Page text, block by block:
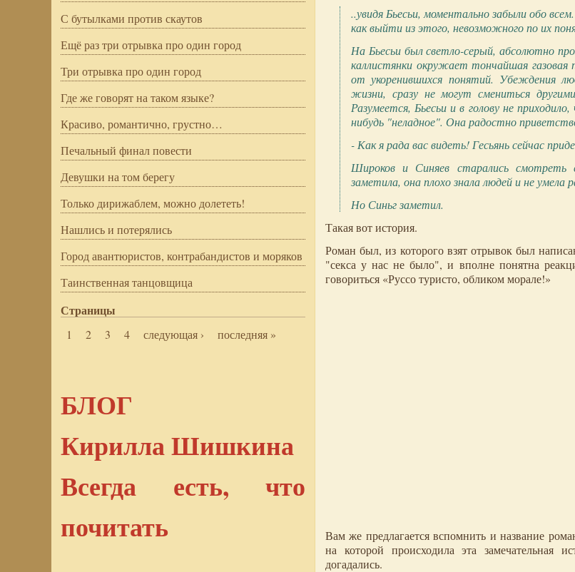
С бутылками против скаутов
Ещё раз три отрывка про один город
Три отрывка про один город
Где же говорят на таком языке?
Красиво, романтично, грустно…
Печальный финал повести
Девушки на том берегу
Только дирижаблем, можно долететь!
Нашлись и потерялись
Город авантюристов, контрабандистов и моряков
Таинственная танцовщица
Страницы
1 2 3 4 следующая › последняя »
БЛОГ
Кирилла Шишкина
Всегда есть, что
почитать
..увидя Бьесьи, моментально забыли обо
как выйти из этого, невозможного по их
На Бьесьи был светло-серый, абсолютно
каллистянки окружает тончайшая
от укоренившихся понятий. Убеждения
жизни, сразу не могут смениться
Разумеется, Бьесьи и в голову не
нибудь "неладное". Она радостно
- Как я рада вас видеть! Гесьянь сейчас
Широков и Синяев старались
заметила, она плохо знала людей и не умела
Но Синьг заметил.
Такая вот история.
Роман был, из которого взят отрывок был
"секса у нас не было", и вполне понятна
говориться «Руссо туристо, обликом морале!»
Вам же предлагается вспомнить и название
на которой происходила эта замечательная
догадались.